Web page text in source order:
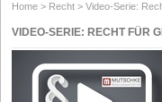
Home > Recht > Video-Serie:
VIDEO-SERIE: RECHT FÜR